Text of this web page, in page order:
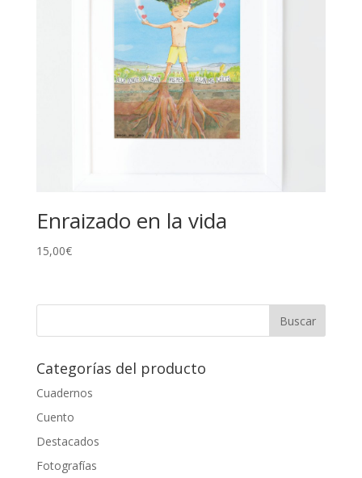
Enraizado en la vida
15,00€
Categorías del producto
Cuadernos
Cuento
Destacados
Fotografías